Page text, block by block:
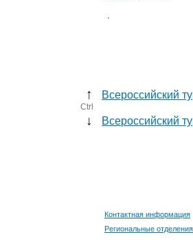
.
↑ Всероссийский
Ctrl
↓ Всероссийский
Контактная информация
Региональные отделения